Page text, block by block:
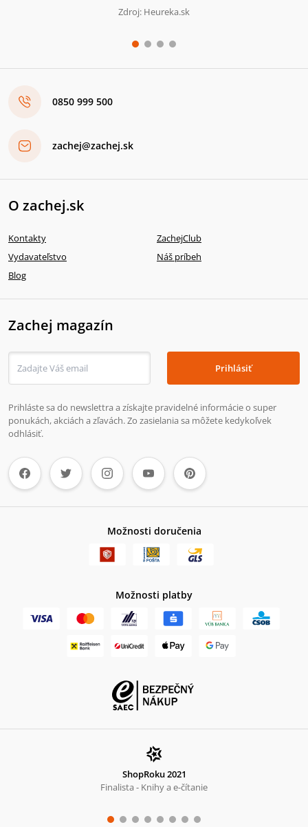
Zdroj: Heureka.sk
0850 999 500
zachej@zachej.sk
O zachej.sk
Kontakty
ZachejClub
Vydavateľstvo
Náš príbeh
Blog
Zachej magazín
Prihlásiť
Prihláste sa do newslettra a získajte pravidelné informácie o super
ponukách, akciách a zľavách. Zo zasielania sa môžete kedykoľvek
odhlásiť.
Možnosti doručenia
Možnosti platby
ShopRoku 2021
Finalista - Knihy a e-čítanie